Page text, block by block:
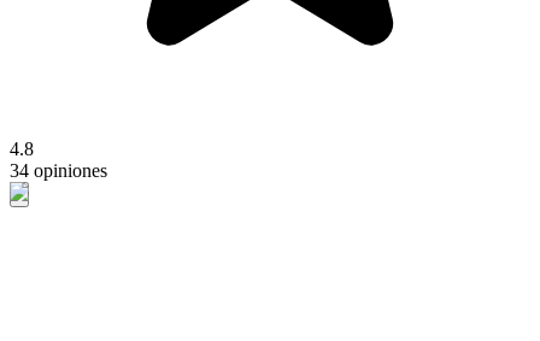
4.8
34 opiniones